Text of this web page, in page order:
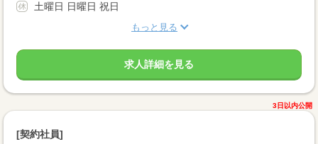
土曜日 日曜日 祝日
もっと見る
求人詳細を見る
3日以内公開
[契約社員]